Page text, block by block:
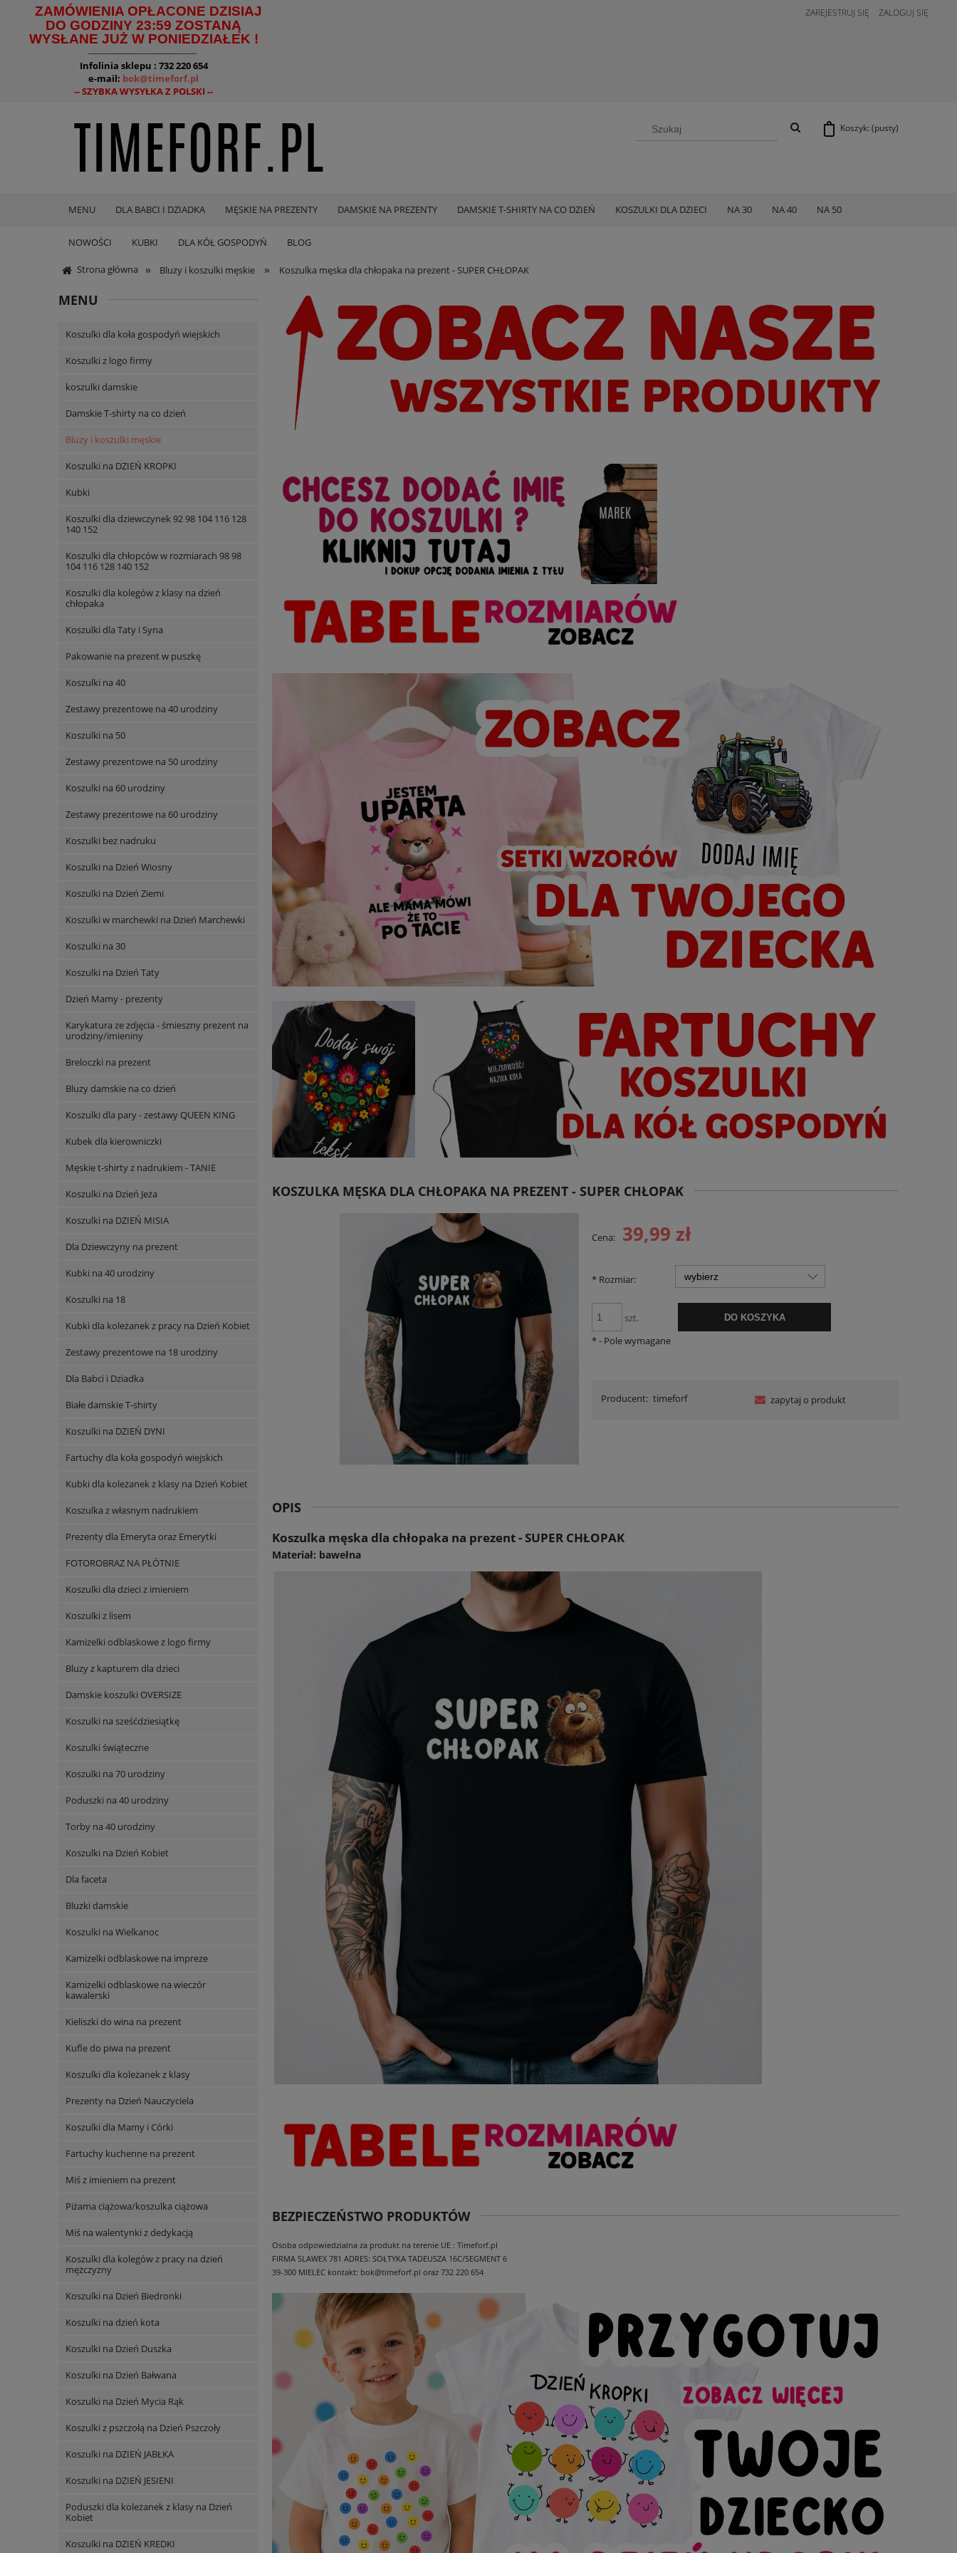
ZAMÓWIENIA OPŁACONE DZISIAJ
DO GODZINY 23:59 ZOSTANĄ
WYSŁANE JUŻ W PONIEDZIAŁEK !
--------------------------------------
Infolinia sklepu : 732 220 654
e-mail: bok@timeforf.pl
-- SZYBKA WYSYŁKA Z POLSKI --
ZAREJESTRUJ SIĘ ZALOGUJ SIĘ
Koszyk: (pusty)
MENU DLA BABCI I DZIADKA MĘSKIE NA PREZENTY DAMSKIE NA PREZENTY DAMSKIE T-SHIRTY NA CO DZIEŃ KOSZULKI DLA DZIECI NA 30 NA 40 NA 50
NOWOŚCI KUBKI DLA KÓŁ GOSPODYŃ BLOG
Strona główna » Bluzy i koszulki męskie » Koszulka męska dla chłopaka na prezent - SUPER CHŁOPAK
MENU
Koszulki dla koła gospodyń wiejskich
Koszulki z logo firmy
koszulki damskie
Damskie T-shirty na co dzień
Bluzy i koszulki męskie
Koszulki na DZIEŃ KROPKI
Kubki
Koszulki dla dziewczynek 92 98 104 116 128
140 152
Koszulki dla chłopców w rozmiarach 98 98
104 116 128 140 152
Koszulki dla kolegów z klasy na dzień
chłopaka
Koszulki dla Taty i Syna
Pakowanie na prezent w puszkę
Koszulki na 40
Zestawy prezentowe na 40 urodziny
Koszulki na 50
Zestawy prezentowe na 50 urodziny
Koszulki na 60 urodziny
Zestawy prezentowe na 60 urodziny
Koszulki bez nadruku
Koszulki na Dzień Wiosny
Koszulki na Dzień Ziemi
Koszulki w marchewki na Dzień Marchewki
Koszulki na 30
Koszulki na Dzień Taty
Dzień Mamy - prezenty
Karykatura ze zdjęcia - śmieszny prezent na
urodziny/imieniny
Breloczki na prezent
Bluzy damskie na co dzień
Koszulki dla pary - zestawy QUEEN KING
Kubek dla kierowniczki
Męskie t-shirty z nadrukiem - TANIE
Koszulki na Dzień Jeża
Koszulki na DZIEŃ MISIA
Dla Dziewczyny na prezent
Kubki na 40 urodziny
Koszulki na 18
Kubki dla koleżanek z pracy na Dzień Kobiet
Zestawy prezentowe na 18 urodziny
Dla Babci i Dziadka
Białe damskie T-shirty
Koszulki na DZIEŃ DYNI
Fartuchy dla koła gospodyń wiejskich
Kubki dla koleżanek z klasy na Dzień Kobiet
Koszulka z własnym nadrukiem
Prezenty dla Emeryta oraz Emerytki
FOTOROBRAZ NA PŁÓTNIE
Koszulki dla dzieci z imieniem
Koszulki z lisem
Kamizelki odblaskowe z logo firmy
Bluzy z kapturem dla dzieci
Damskie koszulki OVERSIZE
Koszulki na sześćdziesiątkę
Koszulki świąteczne
Koszulki na 70 urodziny
Poduszki na 40 urodziny
Torby na 40 urodziny
Koszulki na Dzień Kobiet
Dla faceta
Bluzki damskie
Koszulki na Wielkanoc
Kamizelki odblaskowe na impreze
Kamizelki odblaskowe na wieczór
kawalerski
Kieliszki do wina na prezent
Kufle do piwa na prezent
Koszulki dla koleżanek z klasy
Prezenty na Dzień Nauczyciela
Koszulki dla Mamy i Córki
Fartuchy kuchenne na prezent
Miś z imieniem na prezent
Piżama ciążowa/koszulka ciążowa
Miś na walentynki z dedykacją
Koszulki dla kolegów z pracy na dzień
mężczyzny
Koszulki na Dzień Biedronki
Koszulki na dzień kota
Koszulki na Dzień Duszka
Koszulki na Dzień Bałwana
Koszulki na Dzień Mycia Rąk
Koszulki z pszczołą na Dzień Pszczoły
Koszulki na DZIEŃ JABŁKA
Koszulki na DZIEŃ JESIENI
Poduszki dla koleżanek z klasy na Dzień
Kobiet
Koszulki na DZIEŃ KREDKI
KOSZULKA MĘSKA DLA CHŁOPAKA NA PREZENT - SUPER CHŁOPAK
Cena: 39,99 zł
* Rozmiar:
szt. DO KOSZYKA
*- Pole wymagane
Producent: timeforf zapytaj o produkt
OPIS
Koszulka męska dla chłopaka na prezent - SUPER CHŁOPAK
Materiał: bawełna
BEZPIECZEŃSTWO PRODUKTÓW
Osoba odpowiedzialna za produkt na terenie UE : Timeforf.pl
FIRMA SLAWEX 781 ADRES: SOŁTYKA TADEUSZA 16C/SEGMENT 6
39-300 MIELEC kontakt: bok@timeforf.pl oraz 732 220 654